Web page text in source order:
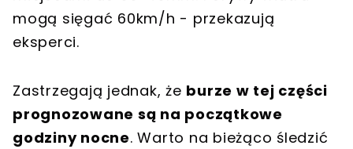
mogą sięgać 60km/h - przekazują
eksperci.
Zastrzegają jednak, że burze w tej części
prognozowane są na początkowe
godziny nocne. Warto na bieżąco śledzić